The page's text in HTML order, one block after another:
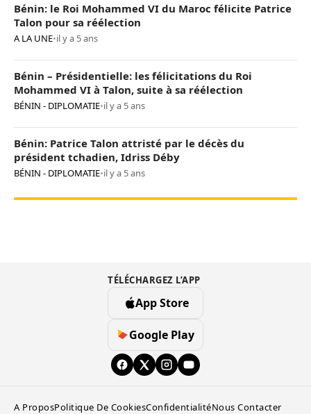
Bénin: le Roi Mohammed VI du Maroc félicite Patrice
Talon pour sa réélection
A LA UNE•il y a 5 ans
Bénin – Présidentielle: les félicitations du Roi
Mohammed VI à Talon, suite à sa réélection
BÉNIN - DIPLOMATIE•il y a 5 ans
Bénin: Patrice Talon attristé par le décès du
président tchadien, Idriss Déby
BÉNIN - DIPLOMATIE•il y a 5 ans
TÉLÉCHARGEZ L’APP
App Store
Google Play
A ProposPolitique De CookiesConfidentialitéNous Contacter